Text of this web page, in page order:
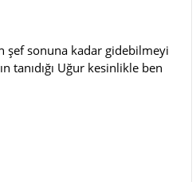
şef sonuna kadar gidebilmeyi
tanıdığı Uğur kesinlikle ben